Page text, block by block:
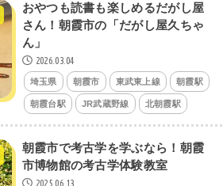
おやつも読書も楽しめるだがし屋
さん！朝霞市の「だがし屋久ちゃ
ん」
2026.03.04
埼玉県 朝霞市 東武東上線 朝霞駅
朝霞台駅 JR武蔵野線 北朝霞駅
朝霞市で考古学を学ぶなら！朝霞
市博物館の考古学体験教室
2025.06.13